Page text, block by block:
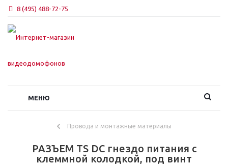
8 (495) 488-72-75
МЕНЮ
Провода и монтажные материалы
РАЗЪЕМ TS DC гнездо питания с
клеммной колодкой, под винт